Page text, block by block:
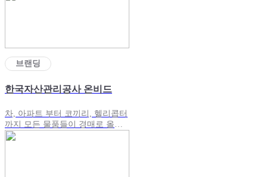
브랜딩
한국자산관리공사 온비드
차, 아파트 부터 코끼리, 헬리콥터
까지 모든 물품들이 경매로 올라
오는 온비드를 가장 직관적으로